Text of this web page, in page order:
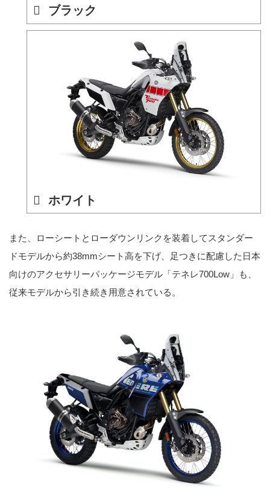
ブラック
ホワイト
また、ローシートとローダウンリンクを装着してスタンダー
ドモデルから約38mmシート高を下げ、足つきに配慮した日本
向けのアクセサリーパッケージモデル「テネレ700Low」も、
従来モデルから引き続き用意されている。